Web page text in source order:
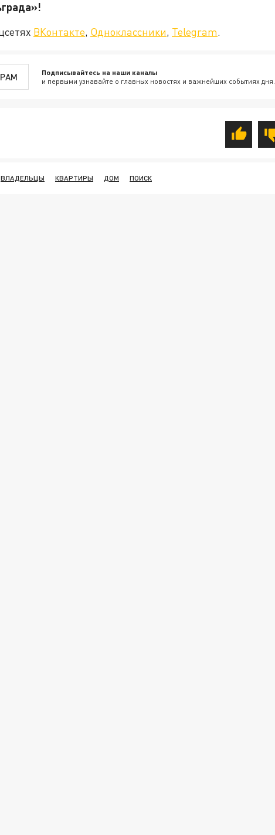
ВКонтакте, Одноклассники, Telegram.
Подписывайтесь на наши каналы
и первыми узнавайте о главных новостях и важнейших событиях дня.
ВЛАДЕЛЬЦЫ КВАРТИРЫ ДОМ ПОИСК